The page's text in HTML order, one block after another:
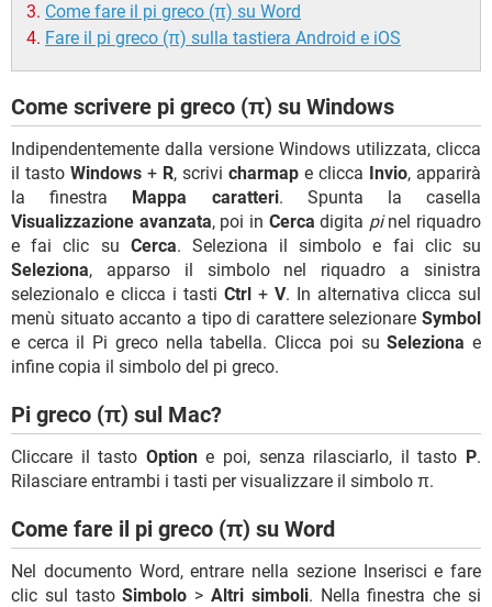
Come fare il pi greco (π) su Word
Fare il pi greco (π) sulla tastiera Android e iOS
Come scrivere pi greco (π) su Windows
Indipendentemente dalla versione Windows utilizzata, clicca
il tasto Windows + R, scrivi charmap e clicca Invio, apparirà
la finestra Mappa caratteri. Spunta la casella
Visualizzazione avanzata, poi in Cerca digita pinel riquadro
e fai clic su Cerca. Seleziona il simbolo e fai clic su
Seleziona, apparso il simbolo nel riquadro a sinistra
selezionalo e clicca i tasti Ctrl + V. In alternativa clicca sul
menù situato accanto a tipo di carattere selezionare Symbol
e cerca il Pi greco nella tabella. Clicca poi suSeleziona e
infine copia il simbolo del pi greco.
Pi greco (π) sul Mac?
Cliccare il tasto Optione poi, senza rilasciarlo, il tasto P.
Rilasciare entrambi i tasti per visualizzare il simbolo π.
Come fare il pi greco (π) su Word
Nel documento Word, entrare nella sezione Inserisci e fare
clic sul tastoSimbolo >Altri simboli. Nella finestra che si